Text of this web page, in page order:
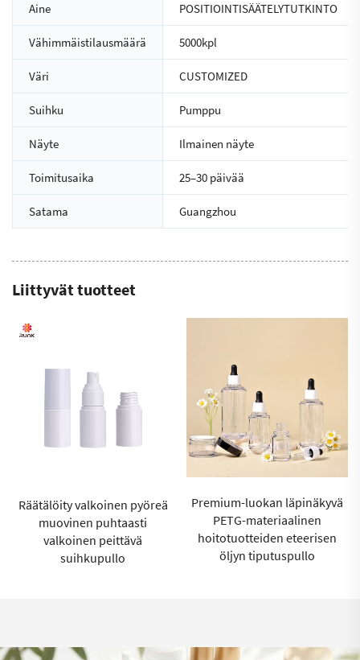
Aine POSITIOINTISÄÄTELYTUTKINTO
Vähimmäistilausmäärä 5000kpl
Väri CUSTOMIZED
Suihku Pumppu
Näyte Ilmainen näyte
Toimitusaika 25–30 päivää
Satama Guangzhou
Liittyvät tuotteet
Premium-luokan läpinäkyvä
PETG-materiaalinen
hoitotuotteiden eteerisen
öljyn tiputuspullo
30 ml:n pieni
kosmetiikkapurkki
silmävoiteen ja huulipihdeille
– pakkausvalmistaja